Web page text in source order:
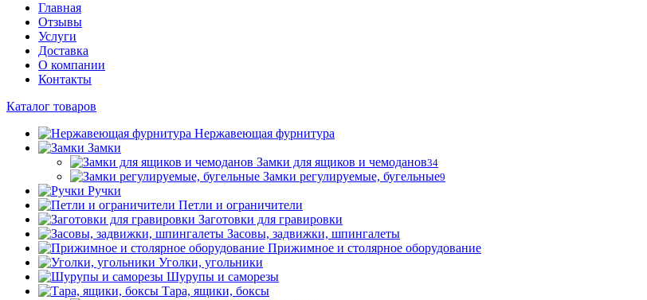
Главная
Отзывы
Услуги
Доставка
О компании
Контакты
Каталог товаров
Нержавеющая фурнитура
Замки
Замки для ящиков и чемоданов34
Замки регулируемые, бугельные9
Ручки
Петли и ограничители
Заготовки для гравировки
Засовы, задвижки, шпингалеты
Прижимное и столярное оборудование
Уголки, угольники
Шурупы и саморезы
Тара, ящики, боксы